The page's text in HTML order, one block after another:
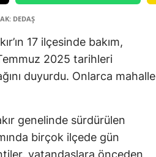
DEDAŞ
17 ilçesinde bakım,
2025 tarihleri
duyurdu. Onlarca mahalle
genelinde sürdürülen
birçok ilçede gün
vatandaşlara önceden